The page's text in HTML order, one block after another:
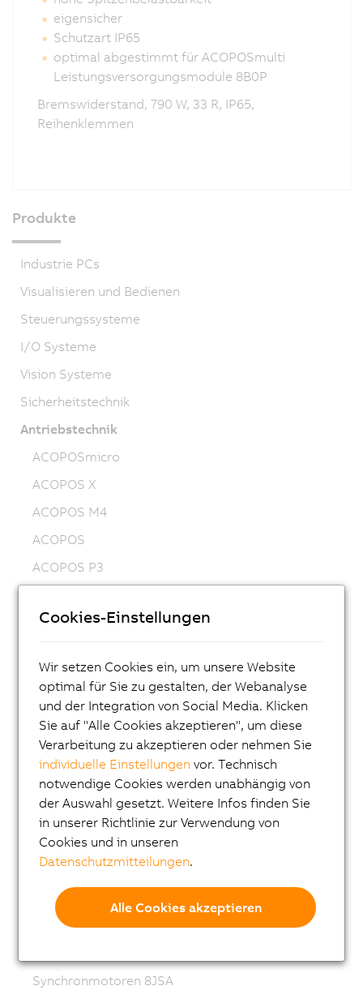
eigensicher
Schutzart IP65
optimal abgestimmt für ACOPOSmulti
Leistungsversorgungsmodule 8B0P
Bremswiderstand, 790 W, 33 R, IP65,
Reihenklemmen
Produkte
Industrie PCs
Visualisieren und Bedienen
Steuerungssysteme
I/O Systeme
Vision Systeme
Sicherheitstechnik
Antriebstechnik
ACOPOSmicro
ACOPOS X
ACOPOS M4
ACOPOS
ACOPOS P3
ACOPOSremote
Frequenzumrichter (VFD)
Synchronmotoren 8LS-4
Synchronmotoren 8MS-4
ACOPOSmotor Compact
Servomotoren 8WSA
Getriebemotoren 8WSB
Synchronmotoren 8LVA
Getriebemotoren 8LVB
Synchronmotoren 8LWA
Synchronmotoren 8LS
Synchronmotoren 8JSA
Cookies-Einstellungen
Wir setzen Cookies ein, um unsere Website
optimal für Sie zu gestalten, der Webanalyse
und der Integration von Social Media. Klicken
Sie auf "Alle Cookies akzeptieren", um diese
Verarbeitung zu akzeptieren oder nehmen Sie
individuelle Einstellungen vor. Technisch
notwendige Cookies werden unabhängig von
der Auswahl gesetzt. Weitere Infos finden Sie
in unserer Richtlinie zur Verwendung von
Cookies und in unseren
Datenschutzmitteilungen.
Alle Cookies akzeptieren